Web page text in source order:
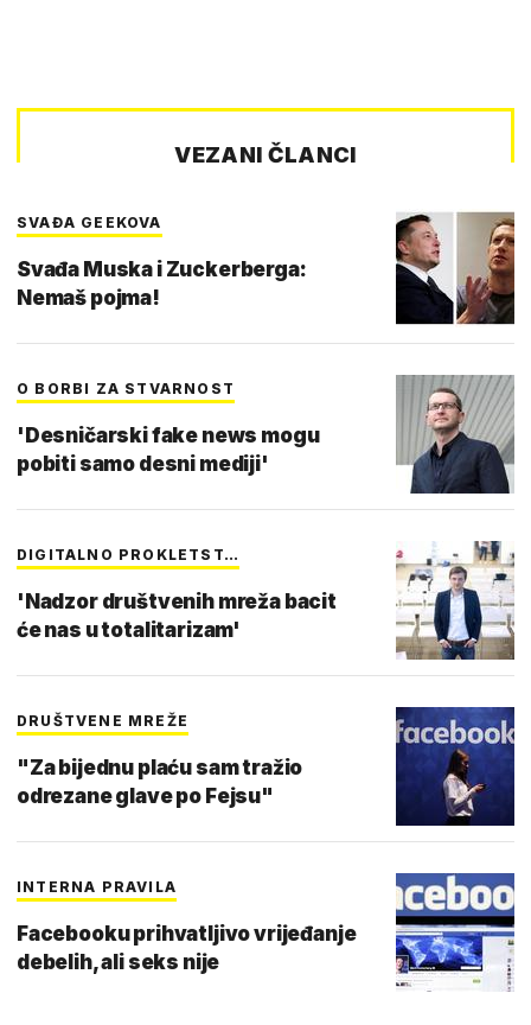
VEZANI ČLANCI
SVAĐA GEEKOVA
Svađa Muska i Zuckerberga:
Nemaš pojma!
O BORBI ZA STVARNOST
'Desničarski fake news mogu
pobiti samo desni mediji'
DIGITALNO PROKLETST…
'Nadzor društvenih mreža bacit
će nas u totalitarizam'
DRUŠTVENE MREŽE
"Za bijednu plaću sam tražio
odrezane glave po Fejsu"
INTERNA PRAVILA
Facebooku prihvatljivo vrijeđanje
debelih, ali seks nije